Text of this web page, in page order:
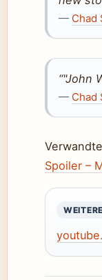
— Chad
“"John
— Chad
Spoiler –